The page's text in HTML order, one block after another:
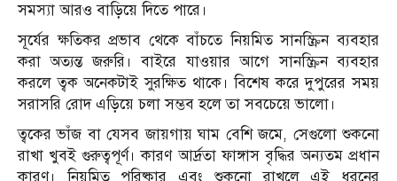
সমস্যা আরও বাড়িয়ে দিতে পারে।
সূর্যের ক্ষতিকর প্রভাব থেকে বাঁচতে নিয়মিত সানস্ক্রিন ব্যবহার
করা অত্যন্ত জরুরি। বাইরে যাওয়ার আগে সানস্ক্রিন ব্যবহার
করলে ত্বক অনেকটাই সুরক্ষিত থাকে। বিশেষ করে দুপুরের সময়
সরাসরি রোদ এড়িয়ে চলা সম্ভব হলে তা সবচেয়ে ভালো।
ত্বকের ভাঁজ বা যেসব জায়গায় ঘাম বেশি জমে, সেগুলো শুকনো
রাখা খুবই গুরুত্বপূর্ণ। কারণ আর্দ্রতা ফাঙ্গাস বৃদ্ধির অন্যতম প্রধান
কারণ। নিয়মিত পরিষ্কার এবং শুকনো রাখলে এই ধরনের